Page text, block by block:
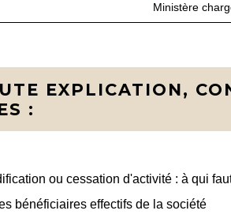
Ministère
EXPLICATION,
:
ou cessation d'activité : à qui
bénéficiaires effectifs de la société